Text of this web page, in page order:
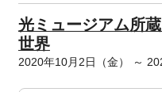
光ミュージアム所
世界
2020年10月2日（金） ～